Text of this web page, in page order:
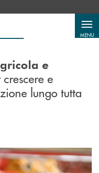
MENU
e
crescere e
lungo tutta